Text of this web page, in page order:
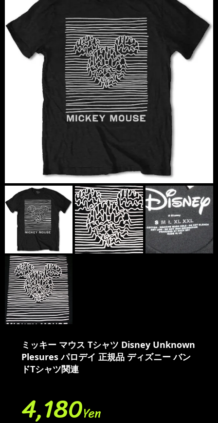
ミッキー マウス Tシャツ Disney Unknown
Plesures パロデイ 正規品 ディズニー バン
ドTシャツ関連
4,180Yen